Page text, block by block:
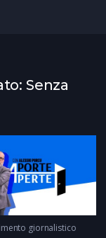
Senza
giornalistico